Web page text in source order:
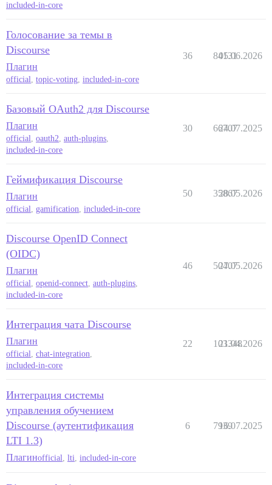
included-in-core
Голосование за темы в
Discourse
Плагин
official, topic-voting, included-in-core
36 84131
05.06.2026
Базовый OAuth2 для Discourse
Плагин
official, oauth2, auth-plugins,
included-in-core
30 66707
24.07.2025
Геймификация Discourse
Плагин
official, gamification, included-in-core
50 35867
28.05.2026
Discourse OpenID Connect
(OIDC)
Плагин
official, openid-connect, auth-plugins,
included-in-core
46 50407
27.05.2026
Интеграция чата Discourse
Плагин
official, chat-integration,
included-in-core
22 103348
21.04.2026
Интеграция системы
управления обучением
Discourse (аутентификация
LTI 1.3)
Плагинofficial lti included-in-core
6 7939
16.07.2025